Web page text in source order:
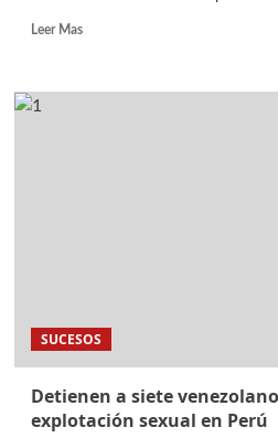
Leer Mas
SUCESOS
Detienen a siete
explotación sexual en Perú